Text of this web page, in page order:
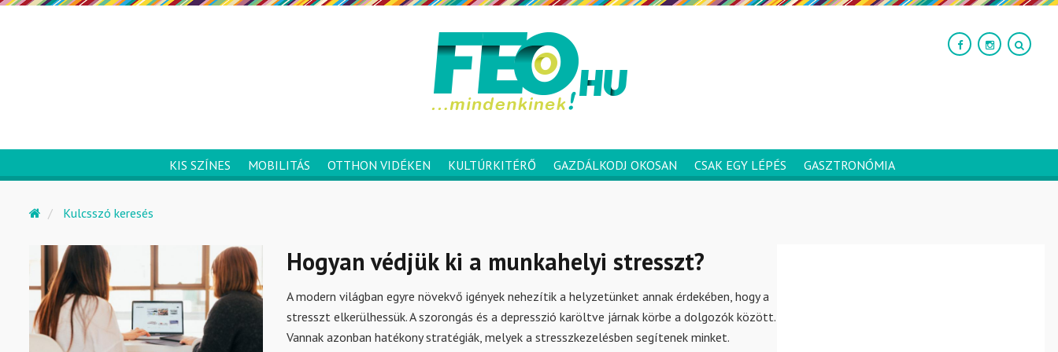
KIS SZÍNES MOBILITÁS OTTHON VIDÉKEN KULTÚRKITÉRŐ GAZDÁLKODJ OKOSAN CSAK EGY LÉPÉS GASZTRONÓMIA
Kulcsszó keresés
Hogyan védjük ki a munkahelyi stresszt?
A modern világban egyre növekvő igények nehezítik a helyzetünket annak érdekében, hogy a
stresszt elkerülhessük. A szorongás és a depresszió karöltve járnak körbe a dolgozók között.
Vannak azonban hatékony stratégiák, melyek a stresszkezelésben segítenek minket.